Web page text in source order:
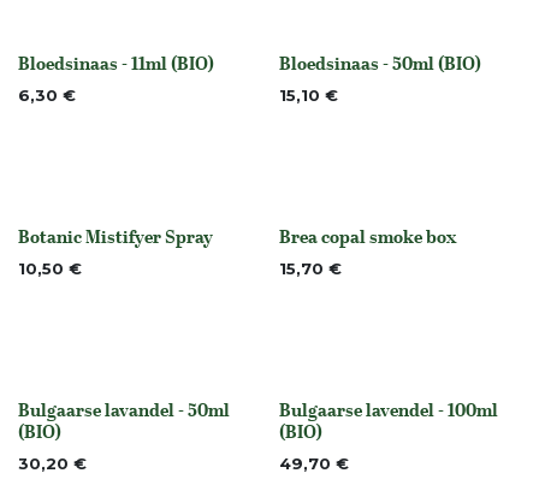
None
Bloedsinaas - 11ml (BIO)
6,30 € None
Bloedsinaas - 50ml (BIO)
15,10 €
None
Botanic Mistifyer Spray
10,50 € Niet op voorraad
Brea copal smoke box
15,70 €
None
Bulgaarse lavandel - 50ml
(BIO)
30,20 €
None
Bulgaarse lavendel - 100ml
(BIO)
49,70 €